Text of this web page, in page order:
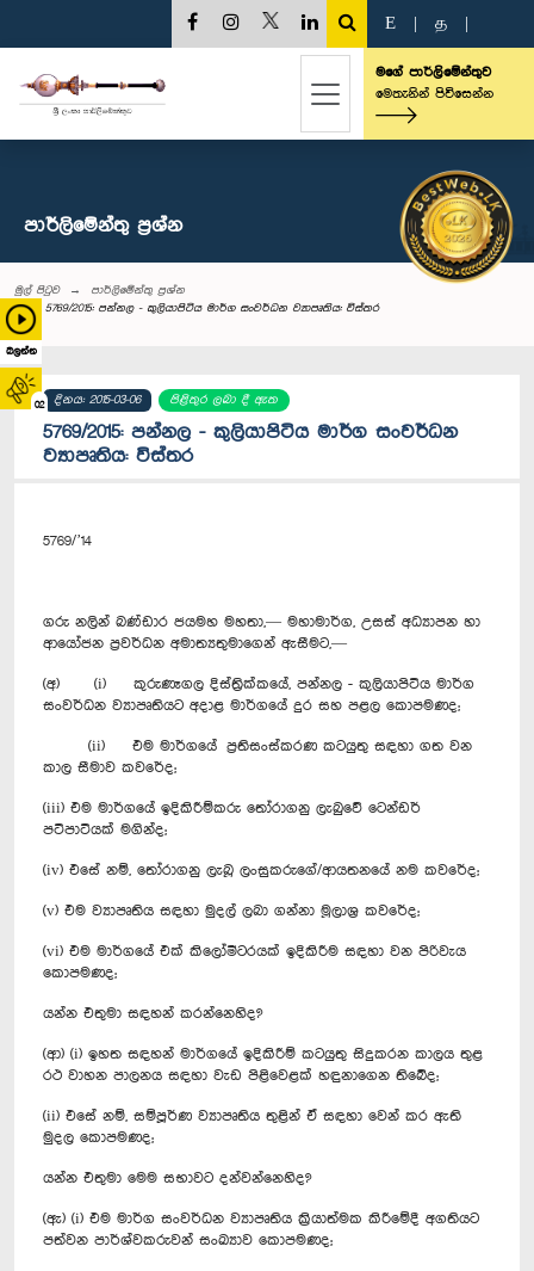
බලන්න
02
E த
මගේ පාර්ලිමේන්තුව
මෙතැනින් පිවිසෙන්න
පාර්ලි‌මේන්තු‌ ප්‍රශ්න
මුල් පිටුව
පාර්ලි‌මේන්තු‌ ප්‍රශ්න
5769/2015: පන්නල - කුලියාපිටිය මාර්ග සංවර්ධන ව්‍යාපෘතිය: විස්තර
දිනය: 2015-03-06 පිළිතුර ලබා දී ඇත
5769/2015: පන්නල - කුලියාපිටිය මාර්ග සංවර්ධන
ව්‍යාපෘතිය: විස්තර
5769/’14
ගරු නලින් බණ්ඩාර ජයමහ මහතා,— මහාමාර්ග, උසස් අධ්‍යාපන හා
ආයෝජන ප්‍රවර්ධන අමාත්‍යතුමාගෙන් ඇසීමට,—
(අ) (i) කුරුණෑගල දිස්ත්‍රික්කයේ, පන්නල - කුලියාපිටිය මාර්ග
සංවර්ධන ව්‍යාපෘතියට අදාළ මාර්ගයේ දුර සහ පළල කොපමණද;
(ii) එම මාර්ගයේ ප්‍රතිසංස්කරණ කටයුතු සඳහා ගත වන
කාල සීමාව කවරේද;
(iii) එම මාර්ගයේ ඉදිකිරීම්කරු තෝරාගනු ලැබුවේ ටෙන්ඩර්
පටිපාටියක් මගින්ද;
(iv) එසේ නම්, තෝරාගනු ලැබූ ලංසුකරුගේ/ආයතනයේ නම කවරේද;
(v) එම ව්‍යාපෘතිය සඳහා මුදල් ලබා ගන්නා මූලාශ්‍ර කවරේද;
(vi) එම මාර්ගයේ එක් කිලෝමීටරයක් ඉදිකිරීම සඳහා වන පිරිවැය
කොපමණද;
යන්න එතුමා සඳහන් කරන්නෙහිද?
(ආ) (i) ඉහත සඳහන් මාර්ගයේ ඉදිකිරීම් කටයුතු සිදුකරන කාලය තුළ
රථ වාහන පාලනය සඳහා වැඩ පිළිවෙළක් හඳුනාගෙන තිබේද;
(ii) එසේ නම්, සම්පූර්ණ ව්‍යාපෘතිය තුළින් ඒ සඳහා වෙන් කර ඇති
මුදල කොපමණද;
යන්න එතුමා මෙම සභාවට දන්වන්නෙහිද?
(ඇ) (i) එම මාර්ග සංවර්ධන ව්‍යාපෘතිය ක්‍රියාත්මක කිරීමේදී අගතියට
පත්වන පාර්ශ්වකරුවන් සංඛ්‍යාව කොපමණද;